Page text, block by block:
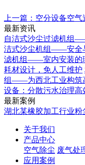
上一篇：空分设备空气
最新资讯
自洁式沙尘过滤机组
洁式沙尘机组——安全
滤机组——室内安装的
耗材设计，免人工维护
组——为西北工业构筑
设备：分散污水治理高
最新案例
湖北某橡胶加工行业粉
关于我们
产品中心
空气除尘 废气处
应用案例